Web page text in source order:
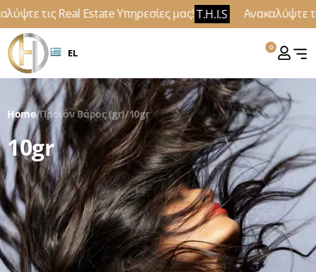
τις Real Estate Υπηρεσίες μας!T.H.I.S Ανακαλύψτε
EL 0
Home/Προϊόν Βάρος (gr)/10gr
10gr